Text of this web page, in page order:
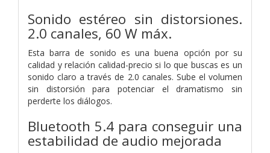
Sonido estéreo sin distorsiones.
2.0 canales, 60 W máx.
Esta barra de sonido es una buena opción por su
calidad y relación calidad-precio si lo que buscas es un
sonido claro a través de 2.0 canales. Sube el volumen
sin distorsión para potenciar el dramatismo sin
perderte los diálogos.
Bluetooth 5.4 para conseguir una
estabilidad de audio mejorada